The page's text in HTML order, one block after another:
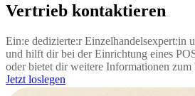
Vertrieb kontaktieren
Ein:e dedizierte:r Einzelhandelsexpert:in
und hilft dir bei der Einrichtung eines
oder bietet dir weitere Informationen
Jetzt loslegen